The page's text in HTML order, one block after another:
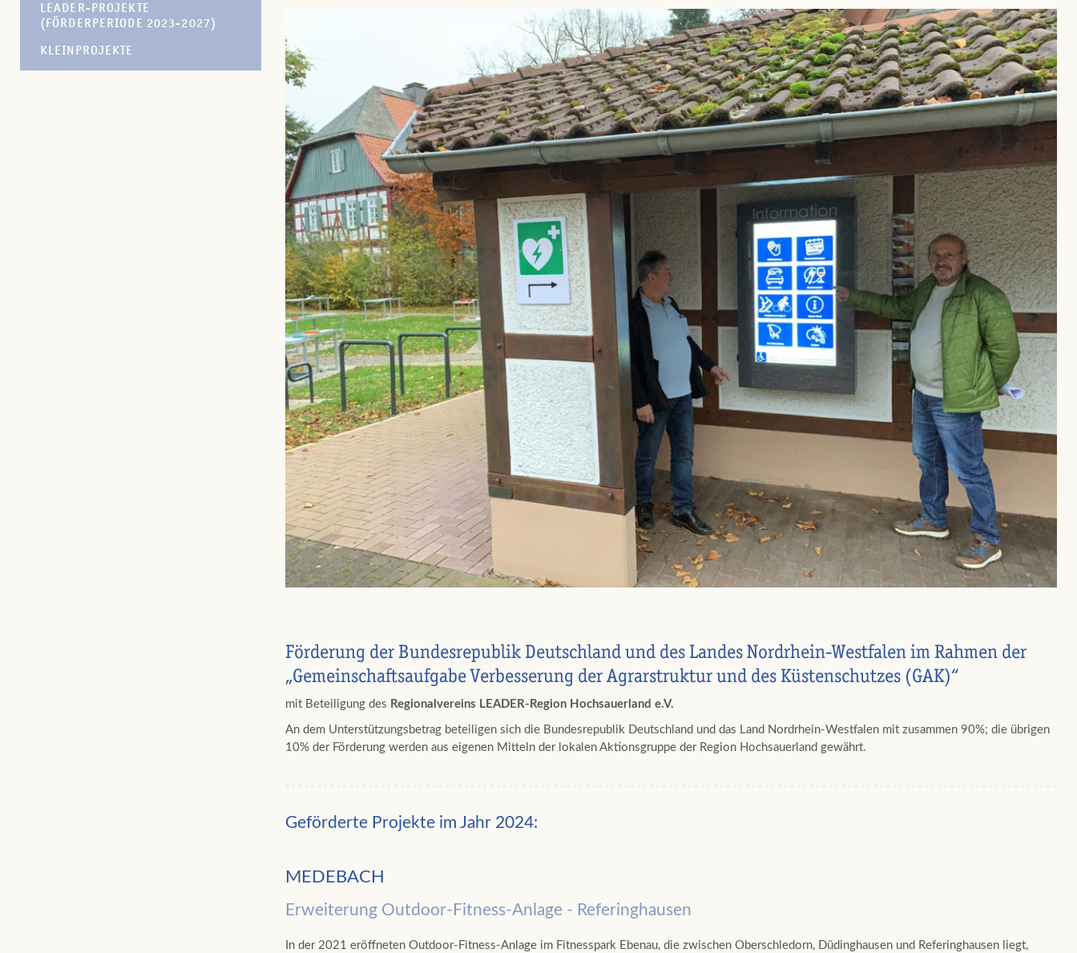
LEADER-PROJEKTE
(FÖRDERPERIODE 2023-2027)
KLEINPROJEKTE
Förderung der Bundesrepublik Deutschland und des Landes Nordrhein-Westfalen im Rahmen der
„Gemeinschaftsaufgabe Verbesserung der Agrarstruktur und des Küstenschutzes (GAK)“
mit Beteiligung des Regionalvereins LEADER-Region Hochsauerland e.V.
An dem Unterstützungsbetrag beteiligen sich die Bundesrepublik Deutschland und das Land Nordrhein-Westfalen mit zusammen 90%; die übrigen
10% der Förderung werden aus eigenen Mitteln der lokalen Aktionsgruppe der Region Hochsauerland gewährt.
Geförderte Projekte im Jahr 2024:
MEDEBACH
Erweiterung Outdoor-Fitness-Anlage - Referinghausen
In der 2021 eröffneten Outdoor-Fitness-Anlage im Fitnesspark Ebenau, die zwischen Oberschledorn, Düdinghausen und Referinghausen liegt,